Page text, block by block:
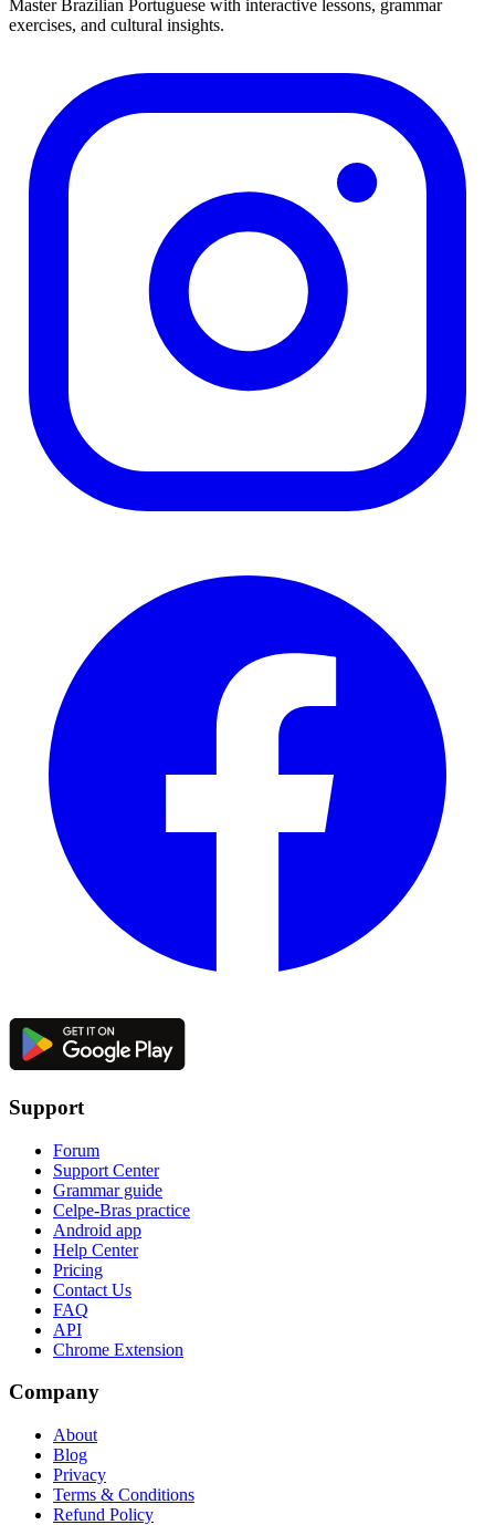
Master Brazilian Portuguese with interactive lessons, grammar
exercises, and cultural insights.
Support
Forum
Support Center
Grammar guide
Celpe-Bras practice
Android app
Help Center
Pricing
Contact Us
FAQ
API
Chrome Extension
Company
About
Blog
Privacy
Terms & Conditions
Refund Policy